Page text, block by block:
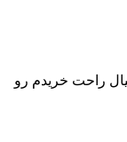
راحت خریدم رو